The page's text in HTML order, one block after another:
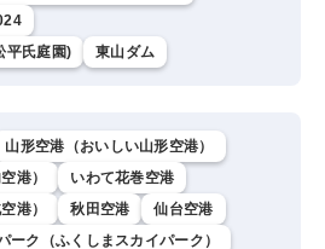
平氏庭園)
東山ダム
山形空港（おいしい山形空港）
港）
いわて花巻空港
港）
秋田空港
仙台空港
ーク（ふくしまスカイパーク）